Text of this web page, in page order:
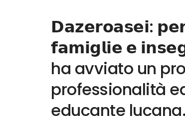
𝗗𝗮𝘇𝗲𝗿𝗼𝗮𝘀𝗲𝗶:
𝗳𝗮𝗺𝗶𝗴𝗹𝗶𝗲 𝗲
ha avviato un
professionalità
educante